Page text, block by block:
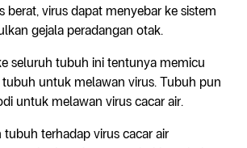
berat, virus dapat menyebar ke sistem
gejala peradangan otak.
seluruh tubuh ini tentunya memicu
untuk melawan virus. Tubuh pun
untuk melawan virus cacar air.
tubuh terhadap virus cacar air